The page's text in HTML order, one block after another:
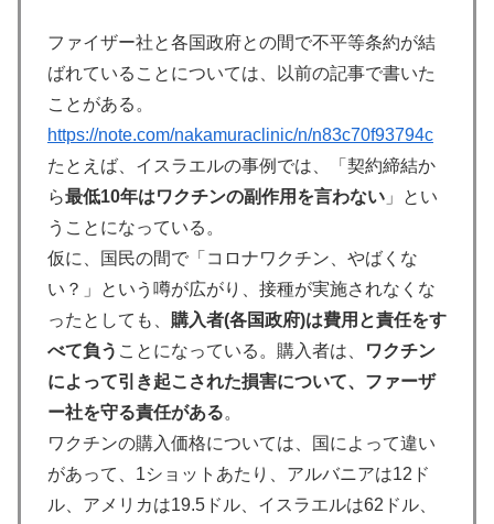
ファイザー社と各国政府との間で不平等条約が結
ばれていることについては、以前の記事で書いた
ことがある。
https://note.com/nakamuraclinic/n/n83c70f93794c
たとえば、イスラエルの事例では、「契約締結か
ら最低10年はワクチンの副作用を言わない 」とい
うことになっている。
仮に、国民の間で「コロナワクチン、やばくな
い？」という噂が広がり、接種が実施されなくな
ったとしても、 購入者(各国政府)は費用と責任をす
べて負う ことになっている。購入者は、
ワクチン
によって引き起こされた損害について、ファーザ
ー社を守る責任がある。
ワクチンの購入価格については、国によって違い
があって、1ショットあたり、アルバニアは12ド
ル、アメリカは19.5ドル、イスラエルは62ドル、